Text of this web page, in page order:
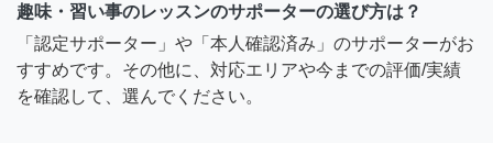
趣味・習い事のレッスンのサポーターの選び方は？
「認定サポーター」や「本人確認済み」のサポーターがお
すすめです。その他に、対応エリアや今までの評価/実績
を確認して、選んでください。